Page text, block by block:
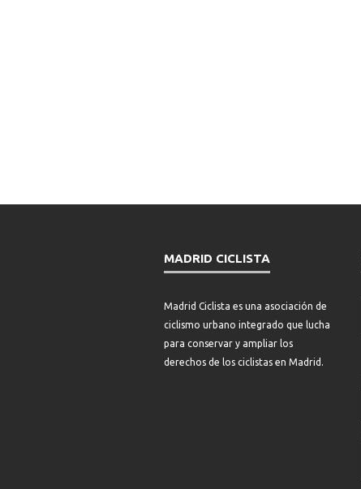
MADRID CICLISTA
Madrid Ciclista es una asociación de
ciclismo urbano integrado que lucha
para conservar y ampliar los
derechos de los ciclistas en Madrid.